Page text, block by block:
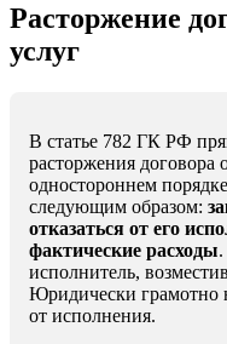
Расторжение
услуг
В статье 782 ГК РФ
расторжения договора
одностороннем
следующим образом:
отказаться от его
фактические расходы
исполнитель,
Юридически грамотно
от исполнения.